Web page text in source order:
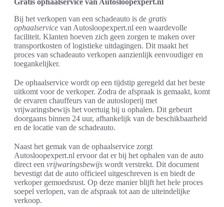
Gratis ophaalservice van Autosloopexpert.nl
Bij het verkopen van een schadeauto is de gratis
ophaalservice van Autosloopexpert.nl een waardevolle
faciliteit. Klanten hoeven zich geen zorgen te maken over
transportkosten of logistieke uitdagingen. Dit maakt het
proces van schadeauto verkopen aanzienlijk eenvoudiger en
toegankelijker.
De ophaalservice wordt op een tijdstip geregeld dat het beste
uitkomt voor de verkoper. Zodra de afspraak is gemaakt, komt
de ervaren chauffeurs van de autosloperij met
vrijwaringsbewijs het voertuig bij u ophalen. Dit gebeurt
doorgaans binnen 24 uur, afhankelijk van de beschikbaarheid
en de locatie van de schadeauto.
Naast het gemak van de ophaalservice zorgt
Autosloopexpert.nl ervoor dat er bij het ophalen van de auto
direct een vrijwaringsbewijs wordt verstrekt. Dit document
bevestigt dat de auto officieel uitgeschreven is en biedt de
verkoper gemoedsrust. Op deze manier blijft het hele proces
soepel verlopen, van de afspraak tot aan de uiteindelijke
verkoop.